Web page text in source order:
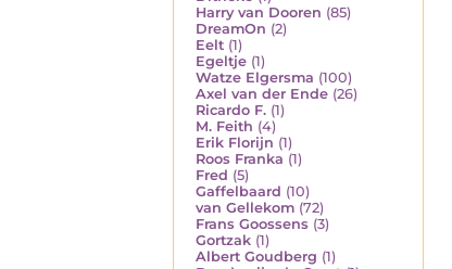
Harry van Dooren (85)
DreamOn (2)
Eelt (1)
Egeltje (1)
Watze Elgersma (100)
Axel van der Ende (26)
Ricardo F. (1)
M. Feith (4)
Erik Florijn (1)
Roos Franka (1)
Fred (5)
Gaffelbaard (10)
van Gellekom (72)
Frans Goossens (3)
Gortzak (1)
Albert Goudberg (1)